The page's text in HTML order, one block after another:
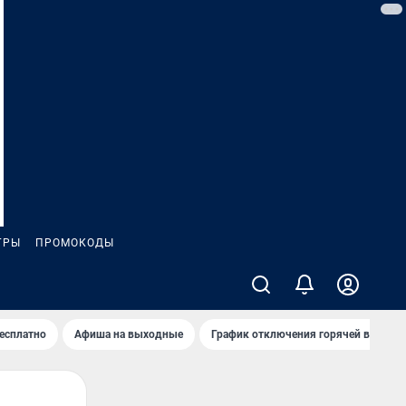
ПРОМОКОДЫ
Афиша на выходные График отключения горячей воды в